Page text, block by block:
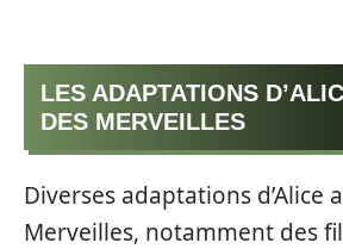
LES ADAPTATIONS
DES MERVEILLES
Diverses adaptations d’Alice
Merveilles, notamment des